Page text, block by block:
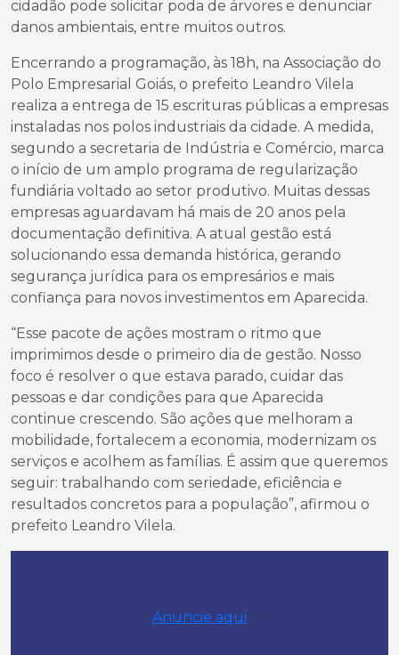
cidadão pode solicitar poda de árvores e denunciar
danos ambientais, entre muitos outros.
Encerrando a programação, às 18h, na Associação do
Polo Empresarial Goiás, o prefeito Leandro Vilela
realiza a entrega de 15 escrituras públicas a empresas
instaladas nos polos industriais da cidade. A medida,
segundo a secretaria de Indústria e Comércio, marca
o início de um amplo programa de regularização
fundiária voltado ao setor produtivo. Muitas dessas
empresas aguardavam há mais de 20 anos pela
documentação definitiva. A atual gestão está
solucionando essa demanda histórica, gerando
segurança jurídica para os empresários e mais
confiança para novos investimentos em Aparecida.
“Esse pacote de ações mostram o ritmo que
imprimimos desde o primeiro dia de gestão. Nosso
foco é resolver o que estava parado, cuidar das
pessoas e dar condições para que Aparecida
continue crescendo. São ações que melhoram a
mobilidade, fortalecem a economia, modernizam os
serviços e acolhem as famílias. É assim que queremos
seguir: trabalhando com seriedade, eficiência e
resultados concretos para a população”, afirmou o
prefeito Leandro Vilela.
Anuncie aqui